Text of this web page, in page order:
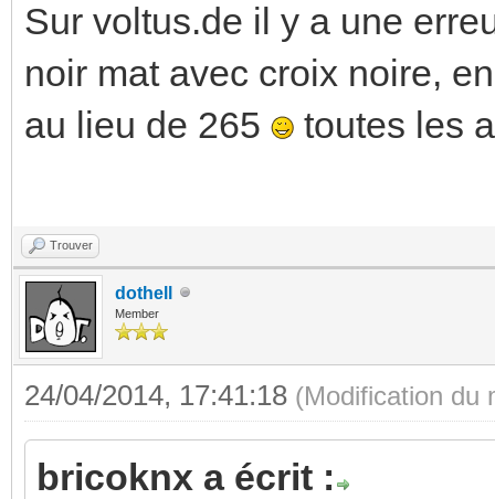
Sur voltus.de il y a une
noir mat avec croix noire,
au lieu de 265
toutes les
Trouver
dothell
Member
24/04/2014, 17:41:18 (Modification du
bricoknx a écrit :